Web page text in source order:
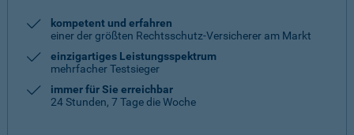
kompetent und erfahren
einer der größten Rechtsschutz-Versicherer am Markt
einzigartiges Leistungsspektrum
mehrfacher Testsieger
immer für Sie erreichbar
24 Stunden, 7 Tage die Woche